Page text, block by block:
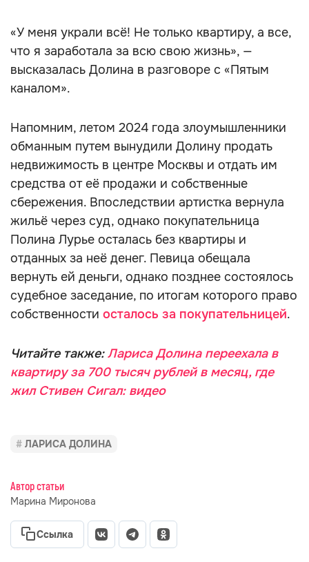
«У меня украли всё! Не только квартиру, а все,
что я заработала за всю свою жизнь», —
высказалась Долина в разговоре с «Пятым
каналом».
Напомним, летом 2024 года злоумышленники
обманным путем вынудили Долину продать
недвижимость в центре Москвы и отдать им
средства от её продажи и собственные
сбережения. Впоследствии артистка вернула
жильё через суд, однако покупательница
Полина Лурье осталась без квартиры и
отданных за неё денег. Певица обещала
вернуть ей деньги, однако позднее состоялось
судебное заседание, по итогам которого право
собственности осталось за покупательницей.
Читайте также:Лариса Долина переехала в
квартиру за 700 тысяч рублей в месяц, где
жил Стивен Сигал: видео
ЛАРИСА ДОЛИНА
Автор статьи
Марина Миронова
Ссылка